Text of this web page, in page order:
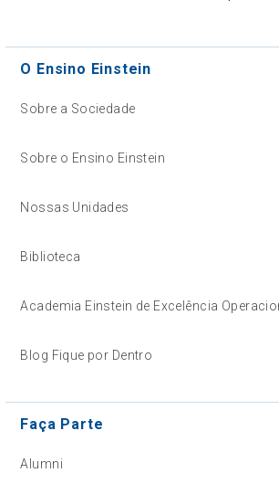
O Ensino Einstein
Sobre a Sociedade
Sobre o Ensino Einstein
Nossas Unidades
Biblioteca
Academia Einstein de Excelência
Blog Fique por Dentro
Faça Parte
Alumni